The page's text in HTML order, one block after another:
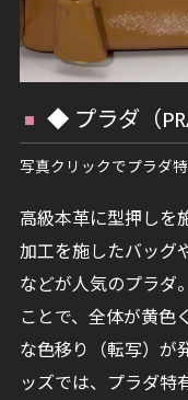
◆ プラダ（
写真クリックでプラダ
高級本革に型押しを
加工を施したバッグ
などが人気のプラダ
ことで、全体が黄色
な色移り（転写）が
ッズでは、プラダ特